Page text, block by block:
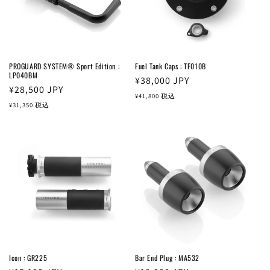
PROGUARD SYSTEM® Sport Edition :
LP040BM
通
常
¥28,500 JPY
¥31,350 税込
Fuel Tank Caps : TF010B
通
常
¥38,000 JPY
¥41,800 税込
Icon : GR225 Bar End Plug : MA532